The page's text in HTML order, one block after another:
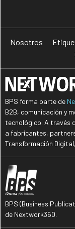
Nosotros
BPS forma parte de
B2B, comunicación y
tecnológico. A través
a fabricantes,
Transformación
BPS (Business
de Nextwork360.